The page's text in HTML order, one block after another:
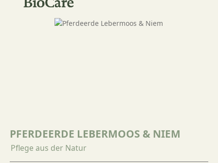
Bildergalerie überspringen
PFERDEERDE LEBERMOOS & NIEM
Pflege aus der Natur